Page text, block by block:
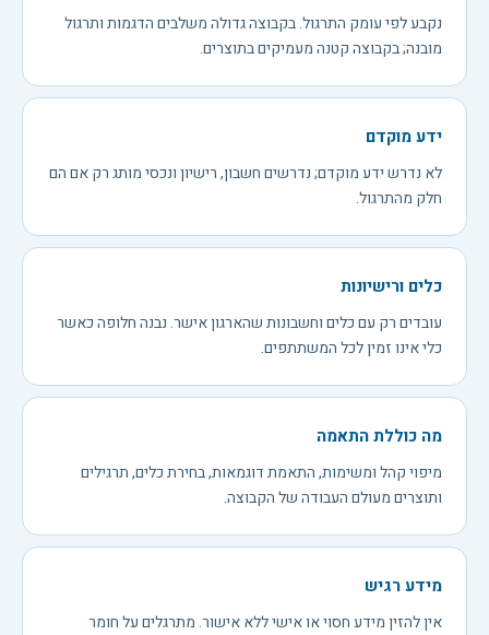
נקבע לפי עומק התרגול. בקבוצה גדולה משלבים הדגמות ותרגול
מובנה; בקבוצה קטנה מעמיקים בתוצרים.
ידע מוקדם
לא נדרש ידע מוקדם; נדרשים חשבון, רישיון ונכסי מותג רק אם הם
חלק מהתרגול.
כלים ורישיונות
עובדים רק עם כלים וחשבונות שהארגון אישר. נבנה חלופה כאשר
כלי אינו זמין לכל המשתתפים.
מה כוללת התאמה
מיפוי קהל ומשימות, התאמת דוגמאות, בחירת כלים, תרגילים
ותוצרים מעולם העבודה של הקבוצה.
מידע רגיש
אין להזין מידע חסוי או אישי ללא אישור. מתרגלים על חומר